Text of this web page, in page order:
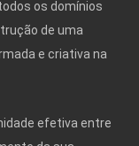
os domínios
de uma
e criativa na
efetiva entre